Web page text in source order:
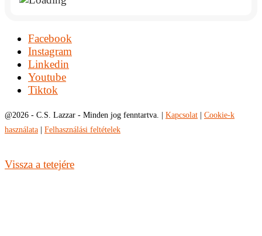
Facebook
Instagram
Linkedin
Youtube
Tiktok
@2026 - C.S. Lazzar - Minden jog fenntartva. | Kapcsolat
Cookie-k
használata
Felhasználási feltételek
Vissza a tetejére